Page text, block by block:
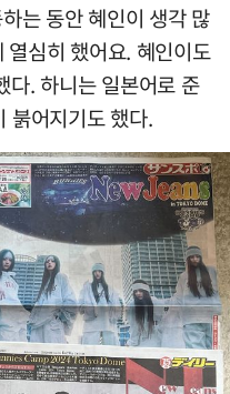
는 동안 혜인이 생각 많
심히 했어요. 혜인이도
다. 하니는 일본어로 준
붉어지기도 했다.